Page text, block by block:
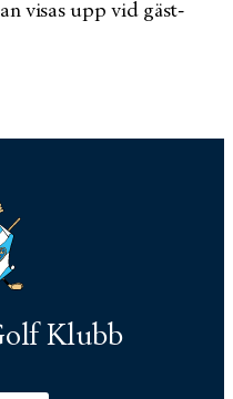
visas upp vid gäst-
Klubb